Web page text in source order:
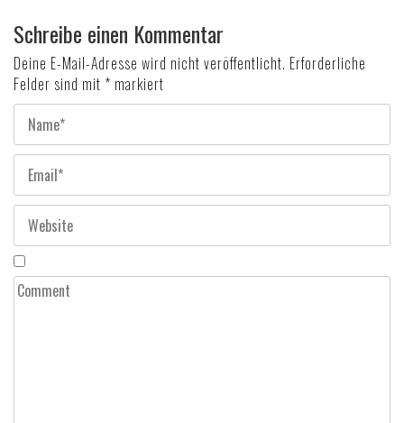
Schreibe einen Kommentar
Deine E-Mail-Adresse wird nicht veröffentlicht. Erforderliche
Felder sind mit * markiert